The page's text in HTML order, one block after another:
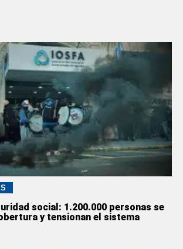
social: 1.200.000 personas se
y tensionan el sistema